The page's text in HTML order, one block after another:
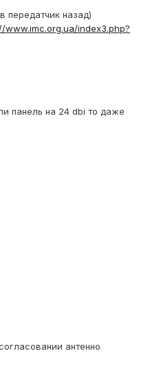
передатчик назад)
www.imc.org.ua/index3.php?
панель на 24 dbi то даже
антенно